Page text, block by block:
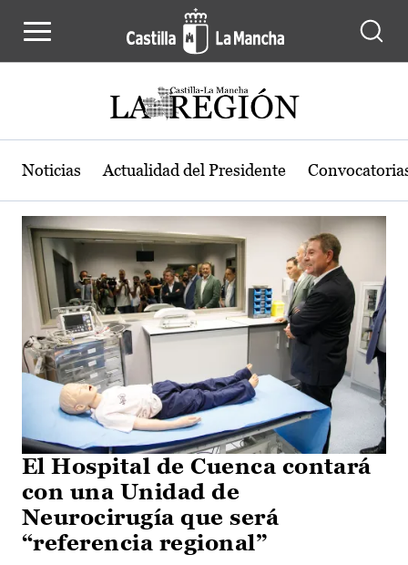
Actualidad de la región de Castilla-
Noticias Actualidad del Presidente
El Hospital de Cuenca contará
con una Unidad de
Neurocirugía que será
“referencia regional”